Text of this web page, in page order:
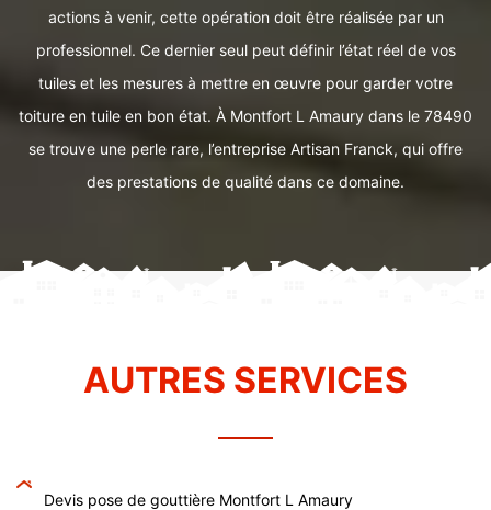
actions à venir, cette opération doit être réalisée par un
professionnel. Ce dernier seul peut définir l’état réel de vos
tuiles et les mesures à mettre en œuvre pour garder votre
toiture en tuile en bon état. À Montfort L Amaury dans le 78490
se trouve une perle rare, l’entreprise Artisan Franck, qui offre
des prestations de qualité dans ce domaine.
AUTRES SERVICES
Devis pose de gouttière Montfort L Amaury